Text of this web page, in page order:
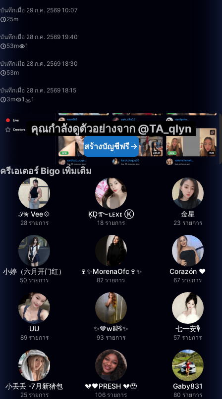
บันทึกเมื่อ 29 ก.ค. 2569 10:07
25m
บันทึกเมื่อ 28 ก.ค. 2569 19:40
53m
1
บันทึกเมื่อ 28 ก.ค. 2569 18:30
53m
บันทึกเมื่อ 28 ก.ค. 2569 18:15
3m
1 1
คุณกำลังดูตัวอย่างจาก @TA_qlyn
สร้างบัญชีฟรี
ครีเอเตอร์ Bigo เพิ่มเติม
𝒮✮ Vee💠
28 รายการ
K͙D͙࿐ʟᴇxɪ Ⓚ
18 รายการ
金星
23 รายการ
小婷（六月开门红）
50 รายการ
🍷✨MorenaOfc🍷✨
82 รายการ
Corazón ♥
67 รายการ
UU
89 รายการ
✨🤎wil🧸✨
93 รายการ
七一安🎙️
57 รายการ
小丢丢 -7月新猪包
25 รายการ
💔🖤PRESH 💔🥹
106 รายการ
Gaby831
80 รายการ